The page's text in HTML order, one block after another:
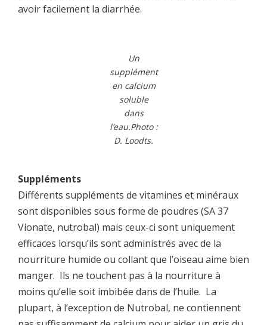
avoir facilement la diarrhée.
Un
supplément
en calcium
soluble
dans
l’eau.Photo :
D. Loodts.
Suppléments
Différents suppléments de vitamines et minéraux
sont disponibles sous forme de poudres (SA 37
Vionate, nutrobal) mais ceux-ci sont uniquement
efficaces lorsqu’ils sont administrés avec de la
nourriture humide ou collant que l’oiseau aime bien
manger. Ils ne touchent pas à la nourriture à
moins qu’elle soit imbibée dans de l’huile. La
plupart, à l’exception de Nutrobal, ne contiennent